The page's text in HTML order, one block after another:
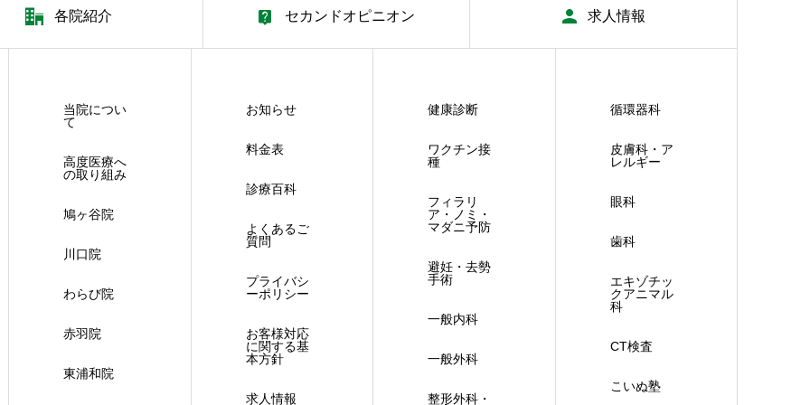
各院紹介 セカンドオピニオン 求人情報
当院につい
て
高度医療へ
の取り組み
鳩ヶ谷院
川口院
わらび院
赤羽院
東浦和院
お知らせ
料金表
診療百科
よくあるご
質問
プライバシ
ーポリシー
お客様対応
に関する基
本方針
求人情報
健康診断
ワクチン接
種
フィラリ
ア・ノミ・
マダニ予防
避妊・去勢
手術
一般内科
一般外科
整形外科・
循環器科
皮膚科・ア
レルギー
眼科
歯科
エキゾチッ
クアニマル
科
CT検査
こいぬ塾